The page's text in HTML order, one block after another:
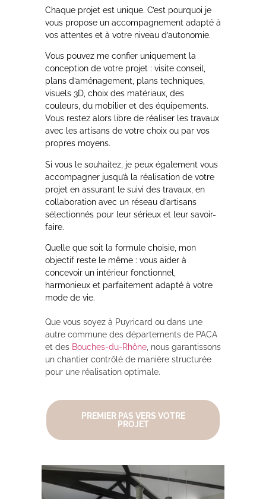
Chaque projet est unique. C’est pourquoi je
vous propose un accompagnement adapté à
vos attentes et à votre niveau d’autonomie.
Vous pouvez me confier uniquement la
conception de votre projet : visite conseil,
plans d’aménagement, plans techniques,
visuels 3D, choix des matériaux, des
couleurs, du mobilier et des équipements.
Vous restez alors libre de réaliser les travaux
avec les artisans de votre choix ou par vos
propres moyens.
Si vous le souhaitez, je peux également vous
accompagner jusqu’à la réalisation de votre
projet en assurant le suivi des travaux, en
collaboration avec un réseau d’artisans
sélectionnés pour leur sérieux et leur savoir-
faire.
Quelle que soit la formule choisie, mon
objectif reste le même : vous aider à
concevoir un intérieur fonctionnel,
harmonieux et parfaitement adapté à votre
mode de vie.
Que vous soyez à Puyricard ou dans une
autre commune des départements de PACA
et des Bouches-du-Rhône , nous garantissons
un chantier contrôlé de manière structurée
pour une réalisation optimale.
PREMIER PAS VERS VOTRE
PROJET